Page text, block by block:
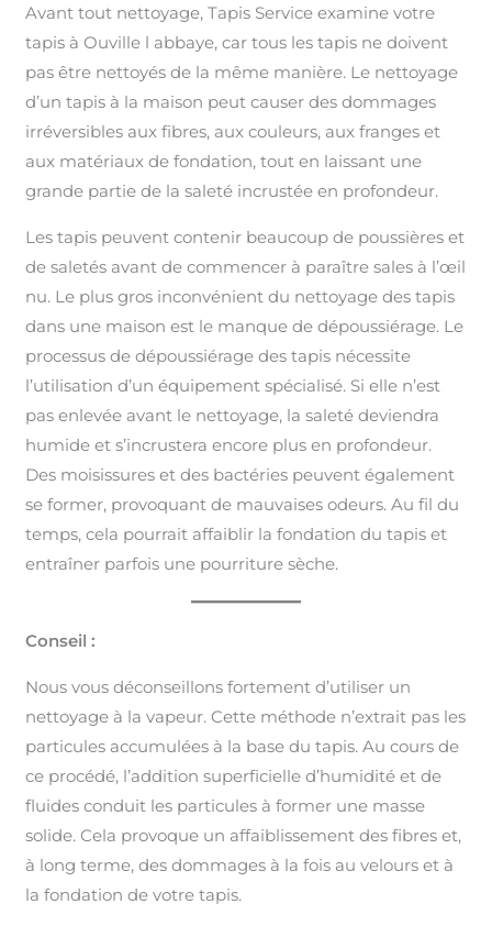
Avant tout nettoyage, Tapis Service examine votre
tapis à Ouville l abbaye, car tous les tapis ne doivent
pas être nettoyés de la même manière. Le nettoyage
d’un tapis à la maison peut causer des dommages
irréversibles aux fibres, aux couleurs, aux franges et
aux matériaux de fondation, tout en laissant une
grande partie de la saleté incrustée en profondeur.
Les tapis peuvent contenir beaucoup de poussières et
de saletés avant de commencer à paraître sales à l’œil
nu. Le plus gros inconvénient du nettoyage des tapis
dans une maison est le manque de dépoussiérage. Le
processus de dépoussiérage des tapis nécessite
l’utilisation d’un équipement spécialisé. Si elle n’est
pas enlevée avant le nettoyage, la saleté deviendra
humide et s’incrustera encore plus en profondeur.
Des moisissures et des bactéries peuvent également
se former, provoquant de mauvaises odeurs. Au fil du
temps, cela pourrait affaiblir la fondation du tapis et
entraîner parfois une pourriture sèche.
Conseil :
Nous vous déconseillons fortement d’utiliser un
nettoyage à la vapeur. Cette méthode n’extrait pas les
particules accumulées à la base du tapis. Au cours de
ce procédé, l’addition superficielle d’humidité et de
fluides conduit les particules à former une masse
solide. Cela provoque un affaiblissement des fibres et,
à long terme, des dommages à la fois au velours et à
la fondation de votre tapis.